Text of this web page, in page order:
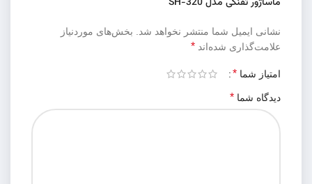
نشانی ایمیل شما منتشر نخواهد شد. بخش‌های موردنیاز
علامت‌گذاری شده‌اند *
امتیاز شما *
دیدگاه شما *